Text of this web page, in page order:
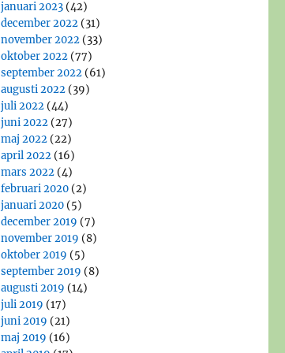
januari 2023 (42)
december 2022 (31)
november 2022 (33)
oktober 2022 (77)
september 2022 (61)
augusti 2022 (39)
juli 2022 (44)
juni 2022 (27)
maj 2022 (22)
april 2022 (16)
mars 2022 (4)
februari 2020 (2)
januari 2020 (5)
december 2019 (7)
november 2019 (8)
oktober 2019 (5)
september 2019 (8)
augusti 2019 (14)
juli 2019 (17)
juni 2019 (21)
maj 2019 (16)